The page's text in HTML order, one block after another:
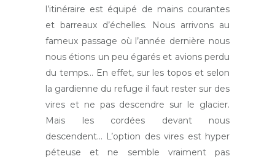
l’itinéraire est équipé de mains courantes
et barreaux d’échelles. Nous arrivons au
fameux passage où l’année dernière nous
nous étions un peu égarés et avions perdu
du temps… En effet, sur les topos et selon
la gardienne du refuge il faut rester sur des
vires et ne pas descendre sur le glacier.
Mais les cordées devant nous
descendent… L’option des vires est hyper
péteuse et ne semble vraiment pas